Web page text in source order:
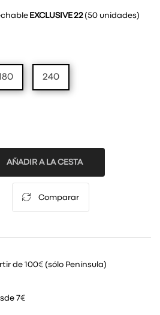
EXCLUSIVE 22 (50 unidades)
240
AÑADIR A LA CESTA
Comparar
de 100€ (sólo Península)
7€